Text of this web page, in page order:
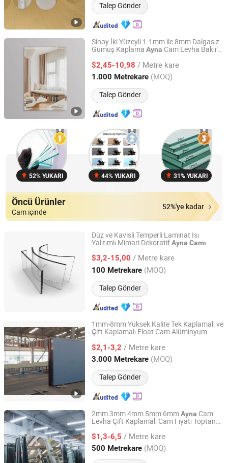
Talep Gönder
Sinoy İki Yüzeyli 1.1mm ile 8mm Dalgasız
Gümüş Kaplama Ayna Cam Levha Bakır
Boyut OEM
$2,45-10,98 / Metre kare
1.000 Metrekare (MOQ)
Talep Gönder
Sinoy Mirror Inc.
Shandong, China Fiyat 2006
52% YUKARI 44% YUKARI 31% YUKARI
Öncü Ürünler
Cam içinde
52%'ye kadar
Düz ve Kavisli Temperli Laminat Isı
Yalıtımlı Mimari DekoratifAyna Camı
$3,2-15,00 / Metre kare
100 Metrekare (MOQ)
Talep Gönder
C&D (Qingdao) Co., Ltd.
Shandong, China Fiyat 2022
1mm-8mm Yüksek Kalite Tek Kaplamalı ve
Çift Kaplamalı Float Cam Alüminyum
$2,1-3,2 / Metre kare
3.000 Metrekare (MOQ)
Talep Gönder
QINHUANGDAO GREEN STAR MIRROR CO., LTD.
Hebei, China Fiyat 2018
2mm 3mm 4mm 5mm 6mmAyna Cam
Levha Çift Kaplamalı Cam Fiyatı Toptan
$1,3-6,5 / Metre kare
500 Metrekare (MOQ)
Qinhuangdao Tianyao Glass Co., Ltd
Hebei, China Fiyat 2025